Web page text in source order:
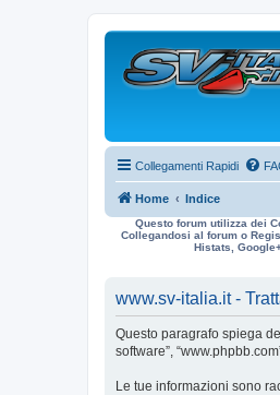
Collegamenti Rapidi
Home Indice
Questo forum utilizza dei
Collegandosi al forum o
Histats,
www.sv-italia.it -
Questo paragrafo spiega
software”,
Le tue informazioni sono